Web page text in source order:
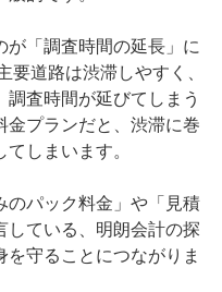
が「調査時間の延長」に
要道路は渋滞しやすく、
査時間が延びてしまう
金プランだと、渋滞に巻
しまいます。
のパック料金」や「見積
している、明朗会計の探
守ることにつながりま